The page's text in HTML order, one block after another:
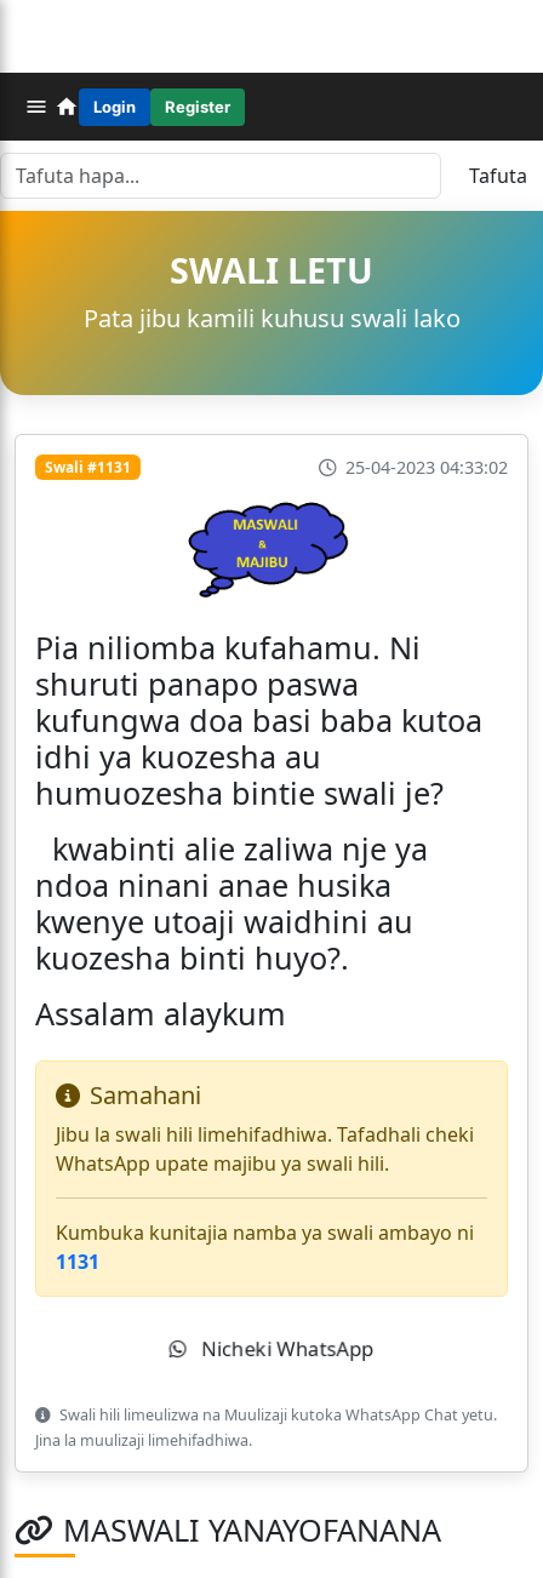
Login Register
Tafuta
SWALI LETU
Pata jibu kamili kuhusu swali lako
Swali #1131 25-04-2023 04:33:02
Pia niliomba kufahamu. Ni
shuruti panapo paswa
kufungwa doa basi baba kutoa
idhi ya kuozesha au
humuozesha bintie swali je?
kwabinti alie zaliwa nje ya
ndoa ninani anae husika
kwenye utoaji waidhini au
kuozesha binti huyo?.
Assalam alaykum
Samahani
Jibu la swali hili limehifadhiwa. Tafadhali cheki
WhatsApp upate majibu ya swali hili.
Kumbuka kunitajia namba ya swali ambayo ni
1131
Nicheki WhatsApp
Swali hili limeulizwa na Muulizaji kutoka WhatsApp Chat yetu.
Jina la muulizaji limehifadhiwa.
MASWALI YANAYOFANANA